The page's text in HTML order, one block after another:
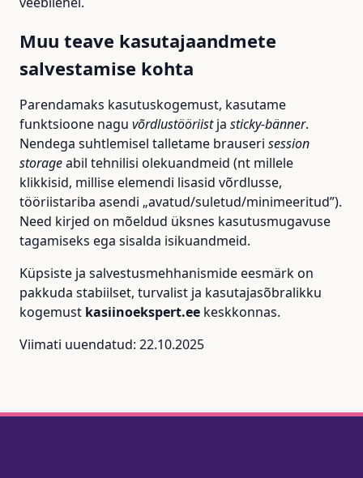
Muu teave kasutajaandmete
salvestamise kohta
Parendamaks kasutuskogemust, kasutame
funktsioone nagu võrdlustööriistja sticky-bänner.
Nendega suhtlemisel talletame brauseri session
storageabil tehnilisi olekuandmeid (nt millele
klikkisid, millise elemendi lisasid võrdlusse,
tööriistariba asendi „avatud/suletud/minimeeritud”).
Need kirjed on mõeldud üksnes kasutusmugavuse
tagamiseks ega sisalda isikuandmeid.
Küpsiste ja salvestusmehhanismide eesmärk on
pakkuda stabiilset, turvalist ja kasutajasõbralikku
kogemust kasiinoekspert.ee keskkonnas.
Viimati uuendatud: 22.10.2025